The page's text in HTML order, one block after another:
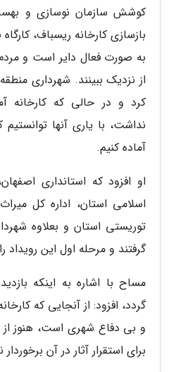
کوشش سازمان نوسازی و
بازسازی کارخانه ریسباف،
به صورت فعال دایر است و مردم
از نزدیک ببینند. شهرداری
کرد و در حالی که کارخانه
نداشت، با یاری آنها توانستیم
آماده کنیم.
او افزود که استانداری
اسلامی استان، اداره کل
توریستی استان و بعلاوه
گرفتند و مرحله اول این رویداد
مساح با اشاره به اینکه
گردد، افزود: از آنجایی که
و بی دفاع شهری است، هنوز از
برای استقرار آثار در آن